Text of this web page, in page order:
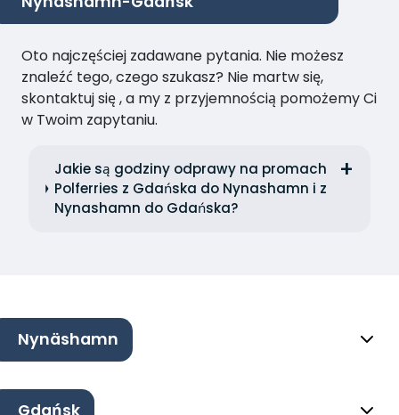
Oto najczęściej zadawane pytania. Nie możesz
znaleźć tego, czego szukasz? Nie martw się,
skontaktuj się , a my z przyjemnością pomożemy Ci
w Twoim zapytaniu.
Jakie są godziny odprawy na promach
Polferries z Gdańska do Nynashamn i z
Nynashamn do Gdańska?
Nynäshamn
Gdańsk